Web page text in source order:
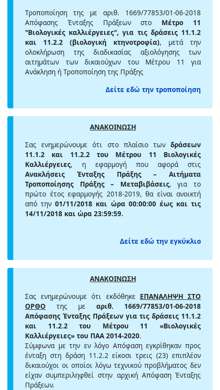
Τροποποίηση της με αριθ. 1669/77853/01-06-2018
Απόφασης Ένταξης Πράξεων στο Μέτρο 11
"Βιολογικές καλλιέργειες", για τις δράσεις 11.1.2
και 11.2.2 (βιολογική κτηνοτροφία), μετά την
ολοκλήρωση της διαδικασίας αξιολόγησης των
αιτημάτων των δικαιούχων του Μέτρου 11 για
Ανάκληση ή Τροποποίηση της Πράξης
Δείτε εδώ την τροποποίηση
ΑΝΑΚΟΙΝΩΣΗ
Σας ενημερώνουμε ότι στο πλαίσιο των δράσεων
11.1.2 και 11.2.2 του Μέτρου 11 Βιολογικές
Καλλιέργειες, η εφαρμογή που αφορά στις
Ανακλήσεις Ένταξης Πράξης – Αιτήματα
Τροποποίησης Πράξης – Μεταβιβάσεις, για το
πρώτο έτος εφαρμογής 2018-2019, θα είναι ανοικτή
από την01/11/2018 και ώρα 00:00:00 έως και τις
14/11/2018 και ώρα 23:59:59.
Δείτε εδώ την εγκύκλιο
ΑΝΑΚΟΙΝΩΣΗ
Σας ενημερώνουμε ότι εκδόθηκε ΕΠΑΝΑΛΗΨΗ ΣΤΟ
ΟΡΘΟ της με αριθ. 1669/77853/01-06-2018
Απόφασης Ένταξης Πράξεων για τις δράσεις 11.1.2
και 11.2.2 του Μέτρου 11 «Βιολογικές
Καλλιέργειες» του ΠΑΑ 2014-2020.
Σύμφωνα με την εν λόγο Απόφαση εγκρίθηκαν προς
ένταξη στη δράση 11.2.2 είκοσι τρεις (23) επιπλέον
δικαιούχοι οι οποίοι λόγω τεχνικού προβλήματος δεν
είχαν συμπεριληφθεί στην αρχική Απόφαση Ένταξης
Πράξεων.